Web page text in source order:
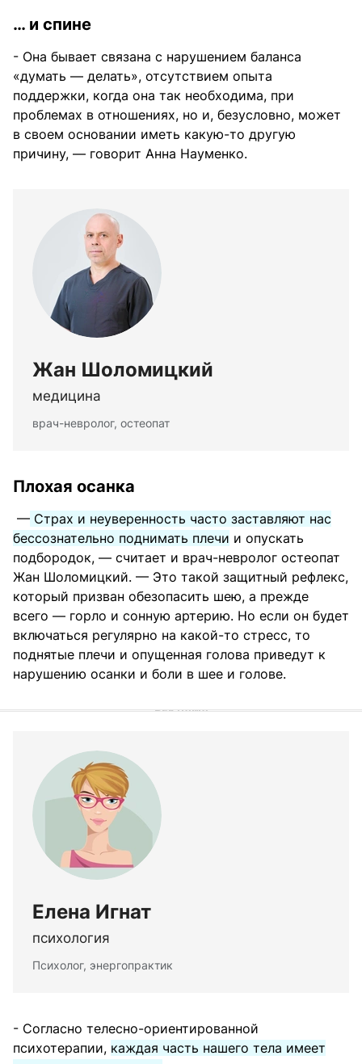
… и спине
- Она бывает связана с нарушением баланса
«думать — делать», отсутствием опыта
поддержки, когда она так необходима, при
проблемах в отношениях, но и, безусловно, может
в своем основании иметь какую-то другую
причину, — говорит Анна Науменко.
Жан Шоломицкий
медицина
врач-невролог, остеопат
Плохая осанка
— Страх и неуверенность часто заставляют нас
бессознательно поднимать плечи и опускать
подбородок, — считает и врач-невролог остеопат
Жан Шоломицкий. — Это такой защитный рефлекс,
который призван обезопасить шею, а прежде
всего — горло и сонную артерию. Но если он будет
включаться регулярно на какой-то стресс, то
поднятые плечи и опущенная голова приведут к
нарушению осанки и боли в шее и голове.
Елена Игнат
психология
Психолог, энергопрактик
- Согласно телесно-ориентированной
психотерапии, каждая часть нашего тела имеет